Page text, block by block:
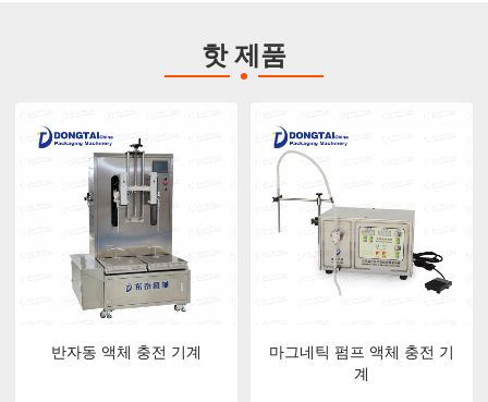
치, 시운전 및 운영 교육을 제공하기 위해 전국에 포괄적 인 애프터
서비스. "산동 Dongtai를 선택하고 전문가를 선택하십시오!"
핫 제품
반자동 액체 충전 기계
마그네틱 펌프 액체 충전 기
계